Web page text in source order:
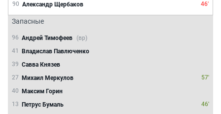
90 Александр Щербаков 46'
Запасные
96 Андрей Тимофеев
(вр)
41
Владислав Павлюченко
39 Савва Князев
27 Михаил Меркулов
57'
40 Максим Горин
13 Петрус Бумаль 46'